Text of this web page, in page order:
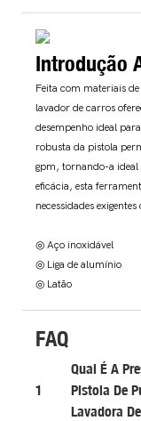
Introdução
Feita com materiais
lavador de carros
desempenho ideal
robusta da pistola
gpm, tornando-a ideal
eficácia, esta
necessidades
◎ Aço inoxidável
◎ Liga de alumínio
◎ Latão
FAQ
1
Qual É A
Pistola De
Lavadora